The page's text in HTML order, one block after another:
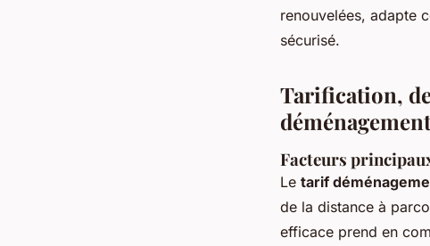
renouvelées, adapte
sécurisé.
Tarification,
déménagement
Facteurs
Le tarif
de la distance à
efficace prend en